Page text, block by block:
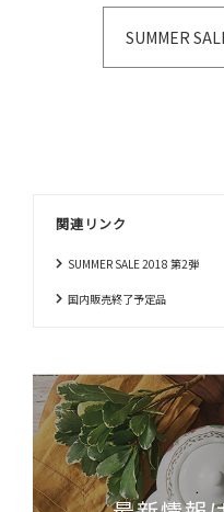
SUMMER
関連リンク
SUMMER SALE 2018 第2弾
国内販売終了予定品